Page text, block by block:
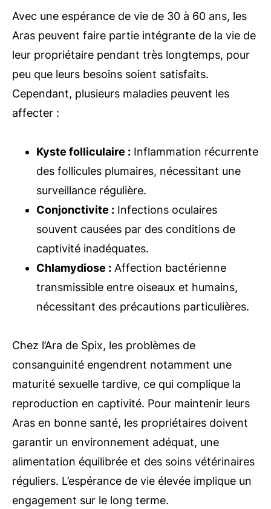
Avec une espérance de vie de 30 à 60 ans, les
Aras peuvent faire partie intégrante de la vie de
leur propriétaire pendant très longtemps, pour
peu que leurs besoins soient satisfaits.
Cependant, plusieurs maladies peuvent les
affecter :
Kyste folliculaire : Inflammation récurrente
des follicules plumaires, nécessitant une
surveillance régulière.
Conjonctivite : Infections oculaires
souvent causées par des conditions de
captivité inadéquates.
Chlamydiose : Affection bactérienne
transmissible entre oiseaux et humains,
nécessitant des précautions particulières.
Chez l’Ara de Spix, les problèmes de
consanguinité engendrent notamment une
maturité sexuelle tardive, ce qui complique la
reproduction en captivité. Pour maintenir leurs
Aras en bonne santé, les propriétaires doivent
garantir un environnement adéquat, une
alimentation équilibrée et des soins vétérinaires
réguliers. L’espérance de vie élevée implique un
engagement sur le long terme.